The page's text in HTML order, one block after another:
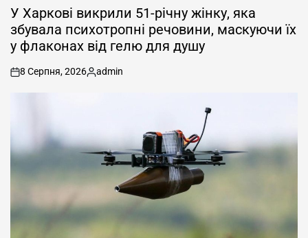
УУ Харкові викрили 51-річну жінку, яка
збувала психотропні речовини, маскуючи їх
у флаконах від гелю для душу
on
8 Серпня, 2026
Опубліковано
admin